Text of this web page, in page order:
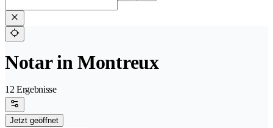
Notar in Montreux
12 Ergebnisse
Jetzt geöffnet